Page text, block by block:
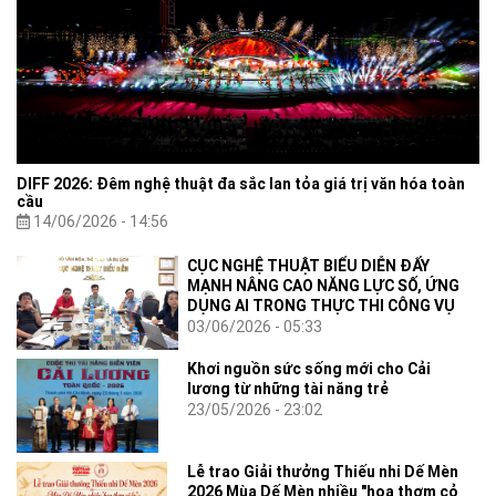
DIFF 2026: Đêm nghệ thuật đa sắc lan tỏa giá trị văn hóa toàn
cầu
14/06/2026 - 14:56
CỤC NGHỆ THUẬT BIỂU DIỄN ĐẨY
MẠNH NÂNG CAO NĂNG LỰC SỐ, ỨNG
DỤNG AI TRONG THỰC THI CÔNG VỤ
03/06/2026 - 05:33
Khơi nguồn sức sống mới cho Cải
lương từ những tài năng trẻ
23/05/2026 - 23:02
Lễ trao Giải thưởng Thiếu nhi Dế Mèn
2026 Mùa Dế Mèn nhiều "hoa thơm cỏ